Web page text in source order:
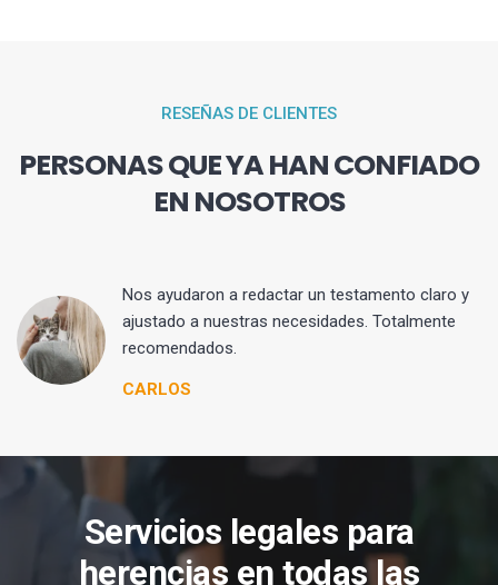
RESEÑAS DE CLIENTES
PERSONAS QUE YA HAN CONFIADO
EN NOSOTROS
Nos ayudaron a redactar un testamento claro y
ajustado a nuestras necesidades. Totalmente
recomendados.
CARLOS
Servicios legales para
herencias en todas las